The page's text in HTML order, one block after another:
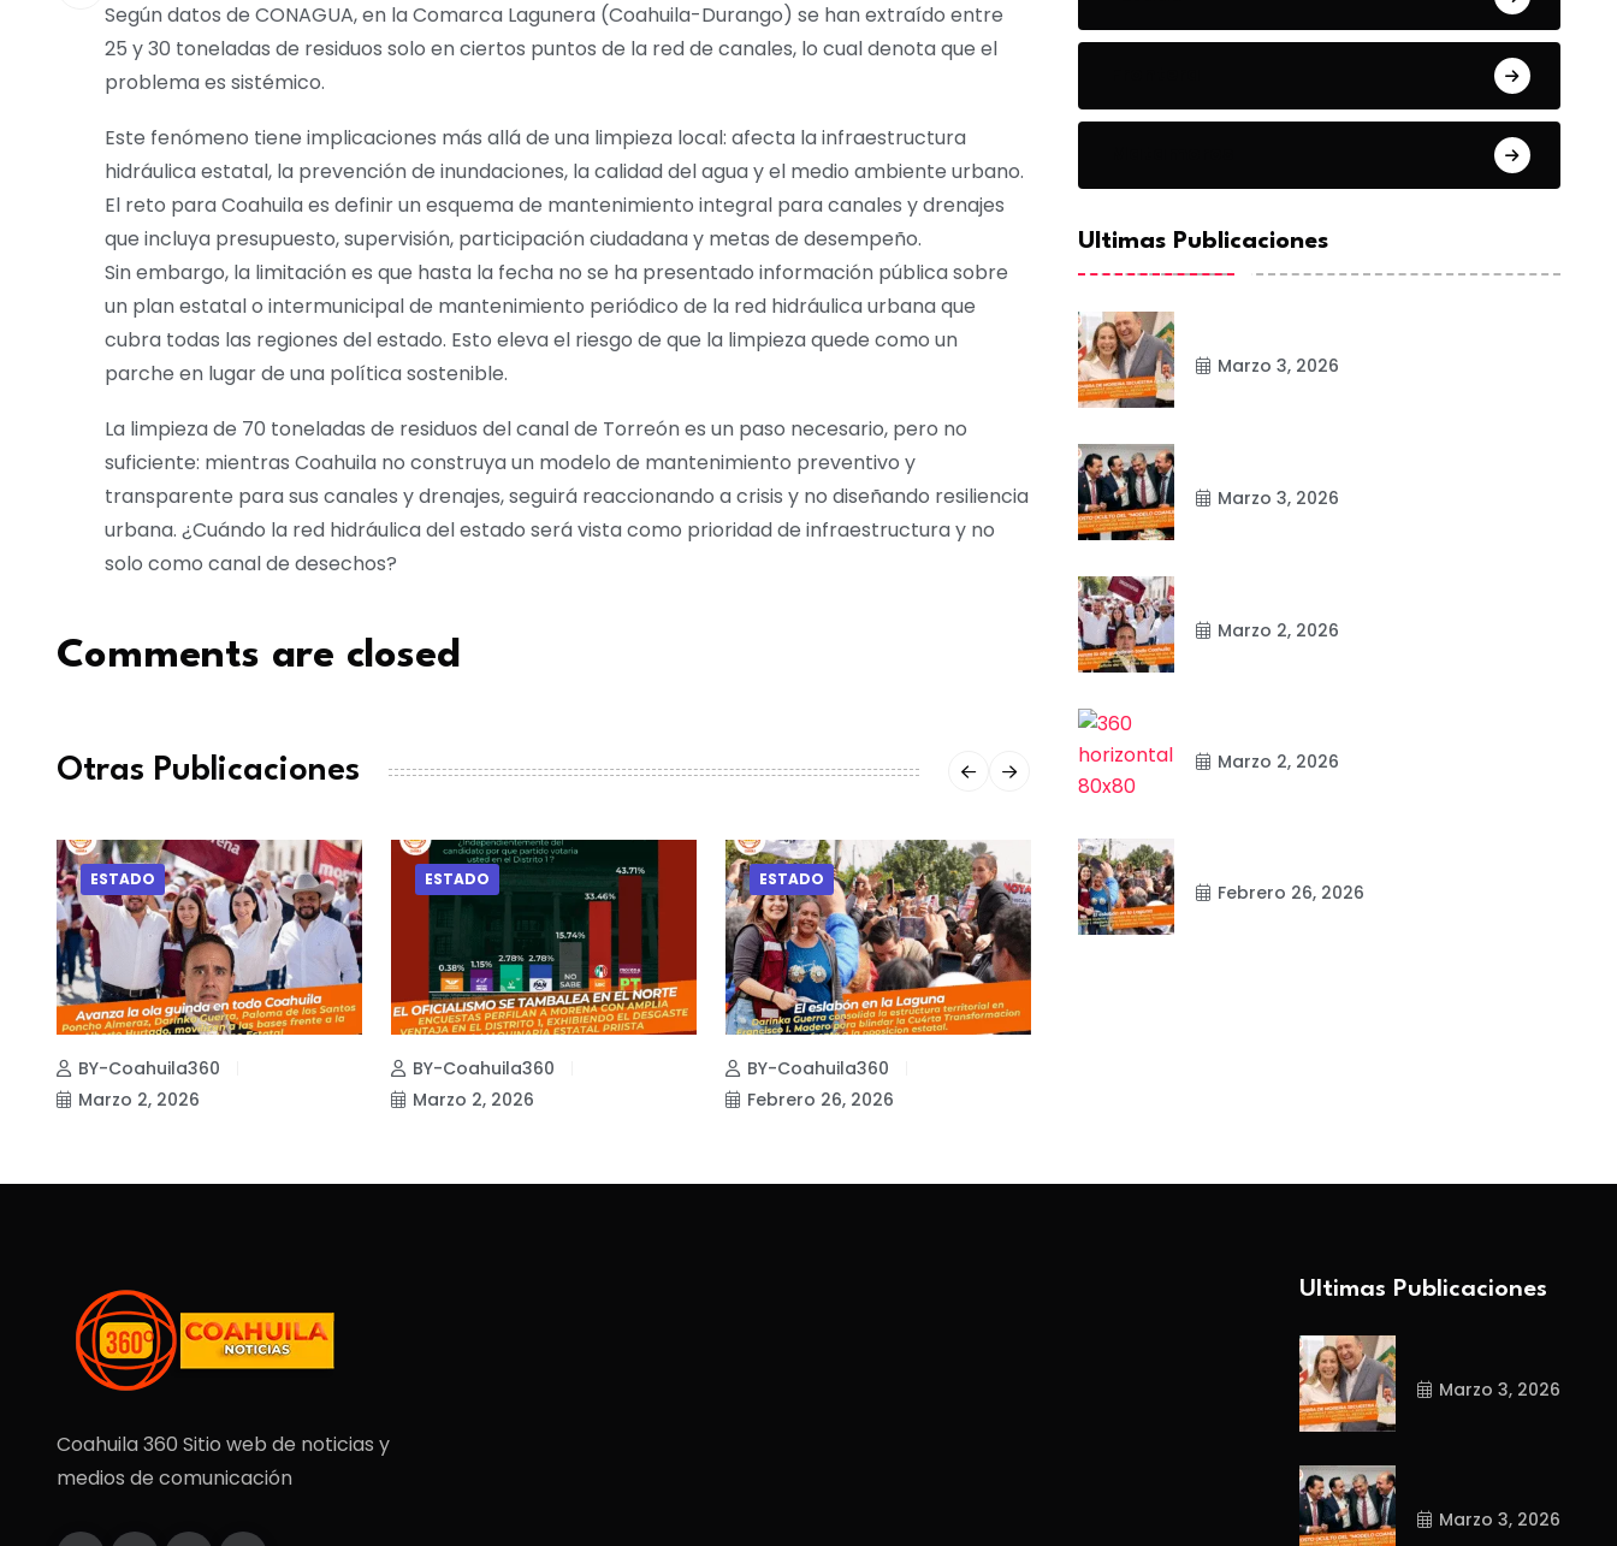
Según datos de CONAGUA, en la Comarca Lagunera (Coahuila-Durango) se han extraído entre
25 y 30 toneladas de residuos solo en ciertos puntos de la red de canales, lo cual denota que el
problema es sistémico.
Este fenómeno tiene implicaciones más allá de una limpieza local: afecta la infraestructura
hidráulica estatal, la prevención de inundaciones, la calidad del agua y el medio ambiente urbano.
El reto para Coahuila es definir un esquema de mantenimiento integral para canales y drenajes
que incluya presupuesto, supervisión, participación ciudadana y metas de desempeño.
Sin embargo, la limitación es que hasta la fecha no se ha presentado información pública sobre
un plan estatal o intermunicipal de mantenimiento periódico de la red hidráulica urbana que
cubra todas las regiones del estado. Esto eleva el riesgo de que la limpieza quede como un
parche en lugar de una política sostenible.
La limpieza de 70 toneladas de residuos del canal de Torreón es un paso necesario, pero no
suficiente: mientras Coahuila no construya un modelo de mantenimiento preventivo y
transparente para sus canales y drenajes, seguirá reaccionando a crisis y no diseñando resiliencia
urbana. ¿Cuándo la red hidráulica del estado será vista como prioridad de infraestructura y no
solo como canal de desechos?
Comments are closed
Otras Publicaciones
ESTADO
BY-Coahuila360
Marzo 2, 2026
ESTADO
BY-Coahuila360
Marzo 2, 2026
ESTADO
BY-Coahuila360
Febrero 26, 2026
ESTADO
Ultimas Publicaciones
Marzo 3, 2026
Marzo 3, 2026
Marzo 2, 2026
Marzo 2, 2026
Febrero 26, 2026
Coahuila 360 Sitio web de noticias y
medios de comunicación
Ultimas Publicaciones
Marzo 3, 2026
Marzo 3, 2026